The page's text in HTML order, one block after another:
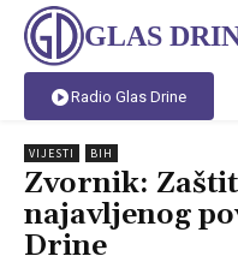
GLAS
Radio Glas Drine
VIJESTI BIH
Zvornik:
najavljenog
Drine